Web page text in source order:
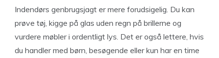
Indendørs genbrugsjagt er mere forudsigelig. Du kan
prøve tøj, kigge på glas uden regn på brillerne og
vurdere møbler i ordentligt lys. Det er også lettere, hvis
du handler med børn, besøgende eller kun har en time